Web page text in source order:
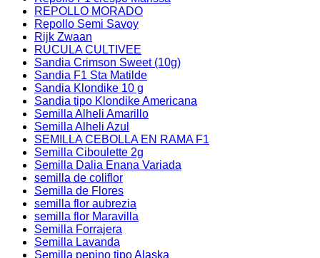
REPOLLO MORADO
Repollo Semi Savoy
Rijk Zwaan
RUCULA CULTIVEE
Sandia Crimson Sweet (10g)
Sandia F1 Sta Matilde
Sandia Klondike 10 g
Sandia tipo Klondike Americana
Semilla Alheli Amarillo
Semilla Alheli Azul
SEMILLA CEBOLLA EN RAMA F1
Semilla Ciboulette 2g
Semilla Dalia Enana Variada
semilla de coliflor
Semilla de Flores
semilla flor aubrezia
semilla flor Maravilla
Semilla Forrajera
Semilla Lavanda
Semilla pepino tipo Alaska